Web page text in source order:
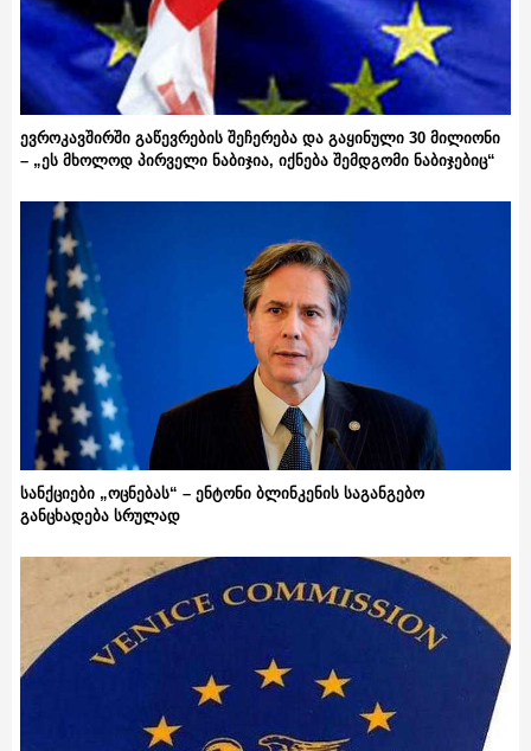
ევროკავშირში გაწევრების შეჩერება და გაყინული 30 მილიონი
– „ეს მხოლოდ პირველი ნაბიჯია, იქნება შემდგომი ნაბიჯებიც“
სანქციები „ოცნებას“ – ენტონი ბლინკენის საგანგებო
განცხადება სრულად